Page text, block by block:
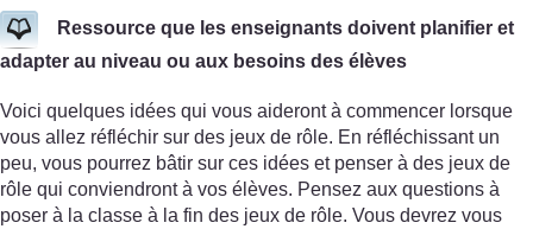
Ressource que les enseignants doivent planifier et
adapter au niveau ou aux besoins des élèves
Voici quelques idées qui vous aideront à commencer lorsque
vous allez réfléchir sur des jeux de rôle. En réfléchissant un
peu, vous pourrez bâtir sur ces idées et penser à des jeux de
rôle qui conviendront à vos élèves. Pensez aux questions à
poser à la classe à la fin des jeux de rôle. Vous devrez vous